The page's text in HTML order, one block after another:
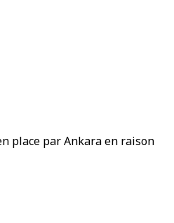
place par Ankara en raison